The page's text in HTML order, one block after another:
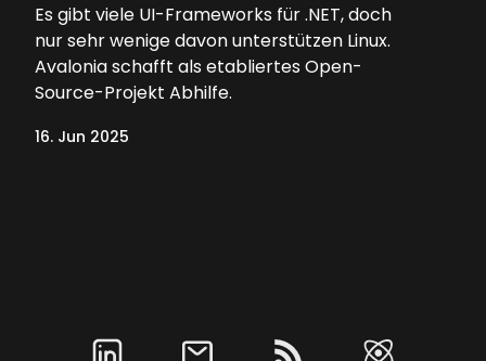
Es gibt viele UI-Frameworks für .NET, doch
nur sehr wenige davon unterstützen Linux.
Avalonia schafft als etabliertes Open-
Source-Projekt Abhilfe.
16. Jun 2025